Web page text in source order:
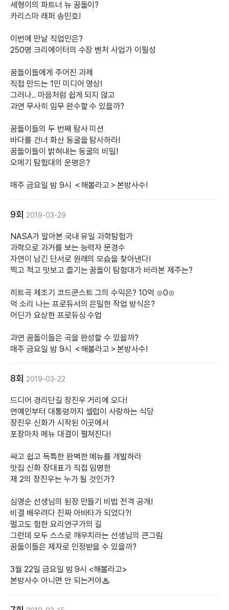
세형이의 파트너 뉴 꿈돌이?
카리스마 래퍼 송민호!
이번에 만날 직업인은?
250명 크리에이터의 수장 벤처 사업가 이필성
꿈돌이들에게 주어진 과제
직접 만드는 1인 미디어 영상!
그러나.. 마음처럼 쉽게 되지 않고
과연 무사히 임무 완수할 수 있을까?
꿈돌이들의 두 번째 탐사 미션
바다를 건너 화산 동굴을 탐사하라!
꿈돌이들이 밝혀내는 동굴의 비밀!
오메기 탐험대의 운명은?
매주 금요일 밤 9시 ＜해볼라고＞본방사수!
9회 2019-03-29
NASA가 알아본 국내 유일 과학탐험가
과학으로 과거를 보는 능력자 문경수
자연이 남긴 단서로 원래의 모습을 찾아낸다!
찍고 적고 맛보고 즐기는 꿈돌이 탐험대가 바라본 제주는?
히트곡 제조기 코드쿤스트 그의 수익은? 10억 ⊙0⊙
억 소리 나는 프로듀서의 은밀한 작업 방식은?
어딘가 요상한 프로듀싱 수업
과연 꿈돌이들은 곡을 완성할 수 있을까?
매주 금요일 밤 9시 ＜해볼라고＞본방사수!
8회 2019-03-22
드디어 경리단길 장진우 거리에 오다!
연예인부터 대통령까지 셀럽이 사랑하는 식당
장진우 신화가 시작된 이곳에서
포장마차 메뉴 대결이 펼쳐진다!
싸고 쉽고 독특한 완벽한 메뉴를 개발하라
맛집 신화 장대표가 직접 임명한
제 2의 장진우는 누가 될 것인가?
심영순 선생님의 된장 만들기 비법 전격 공개!
비결 배우려다 진짜 아바타가 되었다?!
멀고도 험한 요리연구가의 길
그런데 모두 스스로 깨우치라는 선생님의 큰그림
꿈돌이들은 제자로 인정받을 수 있을까?
3월 22일 금요일 밤 9시 <해볼라고>
본방사수 아니면 안 되는거야♨